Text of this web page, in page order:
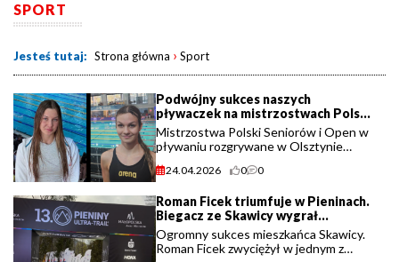
SPORT
Jesteś tutaj: Strona główna › Sport
Podwójny sukces naszych
pływaczek na mistrzostwach Polski
w Olsztynie.
Mistrzostwa Polski Seniorów i Open w
pływaniu rozgrywane w Olsztynie
całego kraju i stanowią jedno z
Tegoroczna (...)
24.04.2026 0 0
Roman Ficek triumfuje w Pieninach.
Biegacz ze Skawicy wygrał
morderczy bieg na prawie 136 km.
Ogromny sukces mieszkańca Skawicy.
Roman Ficek zwyciężył w jednym z